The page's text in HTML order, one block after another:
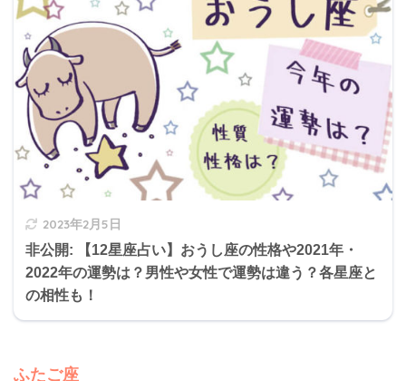
2023年2月5日
非公開: 【12星座占い】おうし座の性格や2021年・
2022年の運勢は？男性や女性で運勢は違う？各星座と
の相性も！
ふたご座